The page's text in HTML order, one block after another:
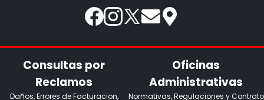
Consultas por
Reclamos
Daños, Errores de Facturacion,
Oficinas
Administrativas
Normativas, Regulaciones y Contrato